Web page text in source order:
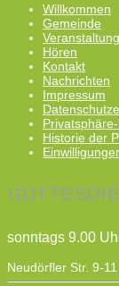
Willkommen
Gemeinde
Hören
Kontakt
Nachrichten
Impressum
Historie der
sonntags 9.00
Neudörfler Str. 9-